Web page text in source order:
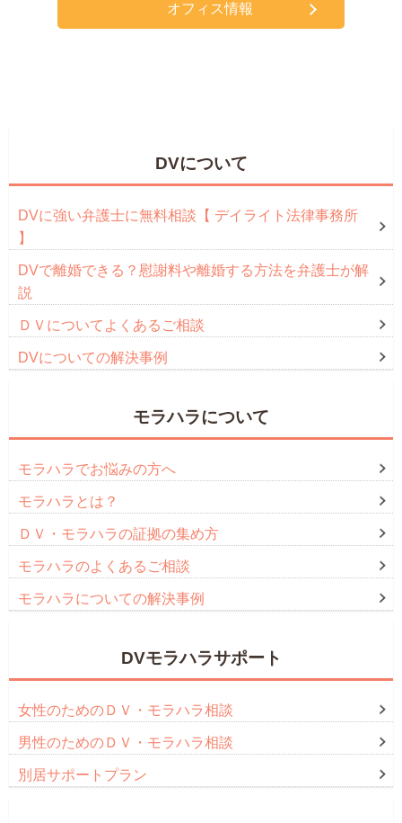
オフィス情報
DVについて
DVに強い弁護士に無料相談【 デイライト法律事務所
】
DVで離婚できる？慰謝料や離婚する方法を弁護士が解
説
ＤＶについてよくあるご相談
DVについての解決事例
モラハラについて
モラハラでお悩みの方へ
モラハラとは？
ＤＶ・モラハラの証拠の集め方
モラハラのよくあるご相談
モラハラについての解決事例
DVモラハラサポート
女性のためのＤＶ・モラハラ相談
男性のためのＤＶ・モラハラ相談
別居サポートプラン